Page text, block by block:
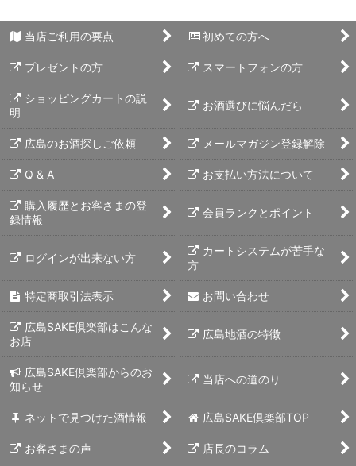
当店ご利用の要点 初めての方へ
プレゼントの方 スマートフォンの方
ショッピングカートの説
明
お酒選びに悩んだら
広島のお酒探しご依頼 メールマガジン登録解除
Q & A お支払い方法について
購入履歴とお客さまの登
録情報
会員ランクとポイント
ログインが出来ない方
カートシステムが苦手な
方
特定商取引法表示 お問い合わせ
広島SAKE倶楽部はこんな
お店
広島地酒の特徴
広島SAKE倶楽部からのお
知らせ
当店への道のり
ネットで見つけた酒情報 広島SAKE倶楽部TOP
お客さまの声 店長のコラム